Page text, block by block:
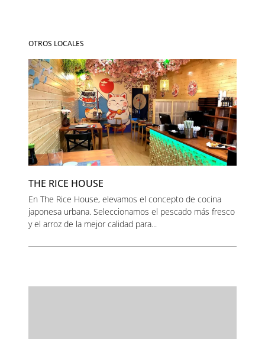
OTROS LOCALES
THE RICE HOUSE
En The Rice House, elevamos el concepto de cocina
japonesa urbana. Seleccionamos el pescado más fresco
y el arroz de la mejor calidad para...